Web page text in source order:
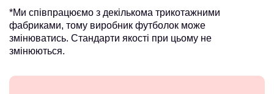
*Ми співпрацюємо з декількома трикотажними
фабриками, тому виробник футболок може
змінюватись. Стандарти якості при цьому не
змінюються.